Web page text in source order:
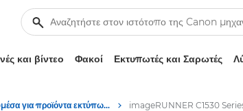
και βίντεο Φακοί Εκτυπωτές και Σαρωτές
Πολυμέσα για προϊόντα εκτύπωσης γραφείου – Κέντρο τύπου Canon imageRUNNER C1530